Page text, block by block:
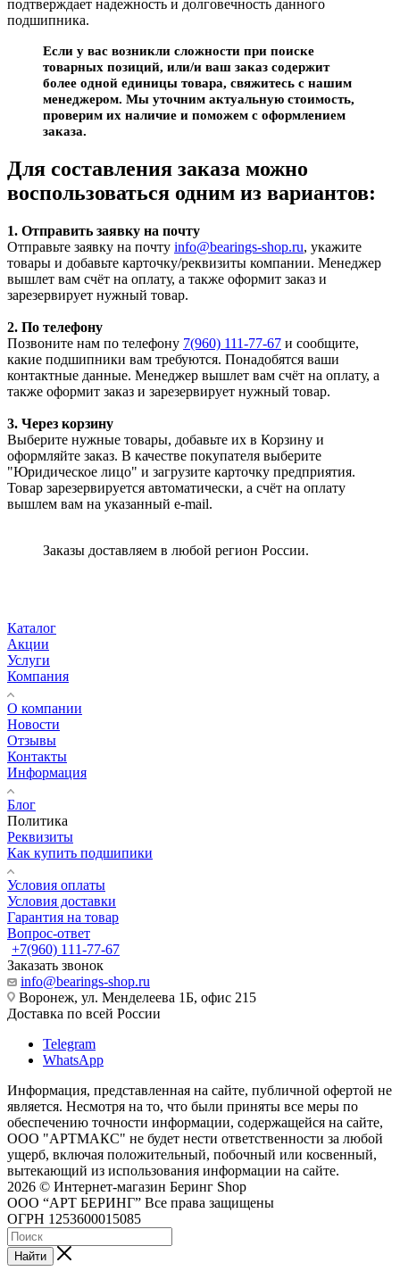
подтверждает надежность и долговечность данного
подшипника.
Если у вас возникли сложности при поиске
товарных позиций, или/и ваш заказ содержит
более одной единицы товара, свяжитесь с нашим
менеджером. Мы уточним актуальную стоимость,
проверим их наличие и поможем с оформлением
заказа.
Для составления заказа можно
воспользоваться одним из вариантов:
1. Отправить заявку на почту
Отправьте заявку на почту info@bearings-shop.ru, укажите
товары и добавьте карточку/реквизиты компании. Менеджер
вышлет вам счёт на оплату, а также оформит заказ и
зарезервирует нужный товар.
2. По телефону
Позвоните нам по телефону 7(960) 111-77-67 и сообщите,
какие подшипники вам требуются. Понадобятся ваши
контактные данные. Менеджер вышлет вам счёт на оплату, а
также оформит заказ и зарезервирует нужный товар.
3. Через корзину
Выберите нужные товары, добавьте их в Корзину и
оформляйте заказ. В качестве покупателя выберите
"Юридическое лицо" и загрузите карточку предприятия.
Товар зарезервируется автоматически, а счёт на оплату
вышлем вам на указанный e-mail.
Заказы доставляем в любой регион России.
Каталог
Акции
Услуги
Компания
О компании
Новости
Отзывы
Контакты
Информация
Блог
Политика
Реквизиты
Как купить подшипики
Условия оплаты
Условия доставки
Гарантия на товар
Вопрос-ответ
+7(960) 111-77-67
Заказать звонок
info@bearings-shop.ru
Воронеж, ул. Менделеева 1Б, офис 215
Доставка по всей России
Telegram
WhatsApp
Информация, представленная на сайте, публичной офертой не
является. Несмотря на то, что были приняты все меры по
обеспечению точности информации, содержащейся на сайте,
ООО "АРТМАКС" не будет нести ответственности за любой
ущерб, включая положительный, побочный или косвенный,
вытекающий из использования информации на сайте.
2026 © Интернет-магазин Беринг Shop
ООО “АРТ БЕРИНГ” Все права защищены
ОГРН 1253600015085
Найти